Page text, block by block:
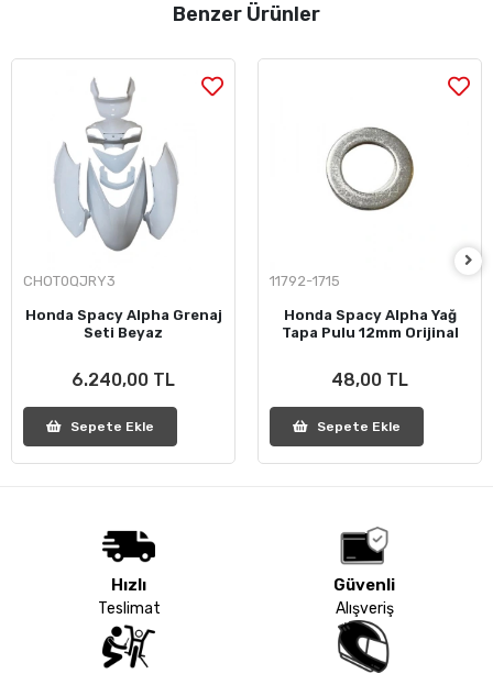
Benzer Ürünler
CHOT0QJRY3
Honda Spacy Alpha Grenaj
Seti Beyaz
6.240,00 TL
Sepete Ekle
11792-1715
Honda Spacy Alpha Yağ
Tapa Pulu 12mm Orijinal
48,00 TL
Sepete Ekle
Hızlı
Teslimat
Güvenli
Alışveriş